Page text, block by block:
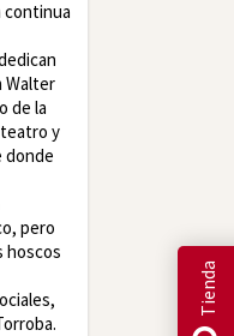
Tienda
continua
Walter
de la
y
donde
pero
hoscos